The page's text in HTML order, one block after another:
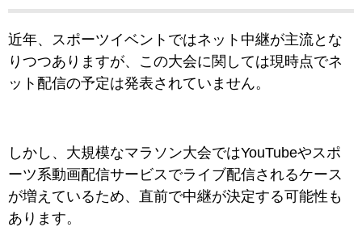
近年、スポーツイベントではネット中継が主流とな
りつつありますが、この大会に関しては現時点でネ
ット配信の予定は発表されていません。
しかし、大規模なマラソン大会ではYouTubeやスポ
ーツ系動画配信サービスでライブ配信されるケース
が増えているため、直前で中継が決定する可能性も
あります。